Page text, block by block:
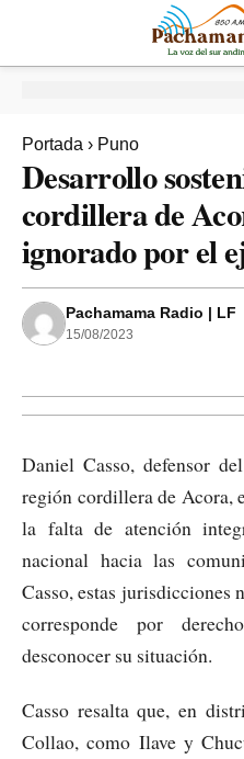
Portada › Puno
Desarrollo
cordillera de
ignorado por el
Pachamama Radio | LF
15/08/2023
Daniel Casso, defensor
región cordillera de Acora,
la falta de atención
nacional hacia las
Casso, estas jurisdicciones
corresponde por
desconocer su situación.
Casso resalta que, en
Collao, como Ilave y